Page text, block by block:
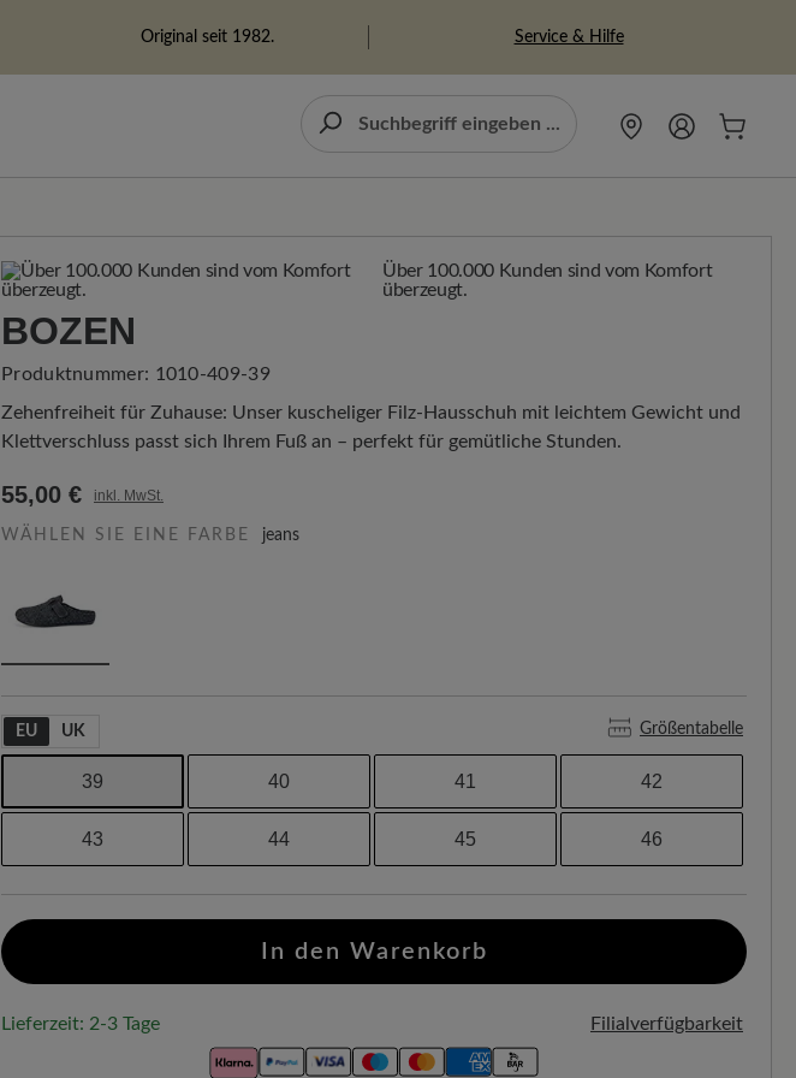
Original seit 1982. Service & Hilfe
Über 100.000 Kunden sind vom Komfort
überzeugt.
BOZEN
Produktnummer: 1010-409-39
Zehenfreiheit für Zuhause: Unser kuscheliger Filz-Hausschuh mit leichtem Gewicht und
Klettverschluss passt sich Ihrem Fuß an – perfekt für gemütliche Stunden.
55,00 € inkl. MwSt.
WÄHLEN SIE EINE FARBE jeans
EU UK Größentabelle
39 40 41 42
43 44 45 46
In den Warenkorb
Lieferzeit: 2-3 Tage Filialverfügbarkeit